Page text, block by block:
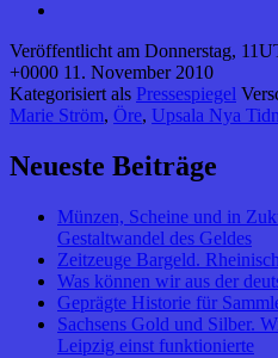
Veröffentlicht am Donnerstag,
+0000 11. November 2010
Kategorisiert als Pressespiegel
Marie Ström, Öre, Upsala Nya
Neueste Beiträge
Münzen, Scheine und in
Gestaltwandel des Geldes
Zeitzeuge Bargeld.
Was können wir aus der
Geprägte Historie für
Sachsens Gold und Silber.
Leipzig einst funktionierte